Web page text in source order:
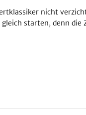
nicht
gleich starten, denn